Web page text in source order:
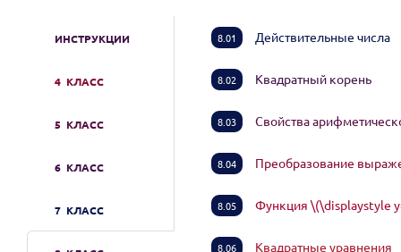
ИНСТРУКЦИИ
4 КЛАСС
5 КЛАСС
6 КЛАСС
7 КЛАСС
8.01 Действительные числа
8.02 Квадратный корень
8.03 Свойства
8.04 Преобразование
8.05 Функция \(\displaystyle
8.06 Квадратные уравнения